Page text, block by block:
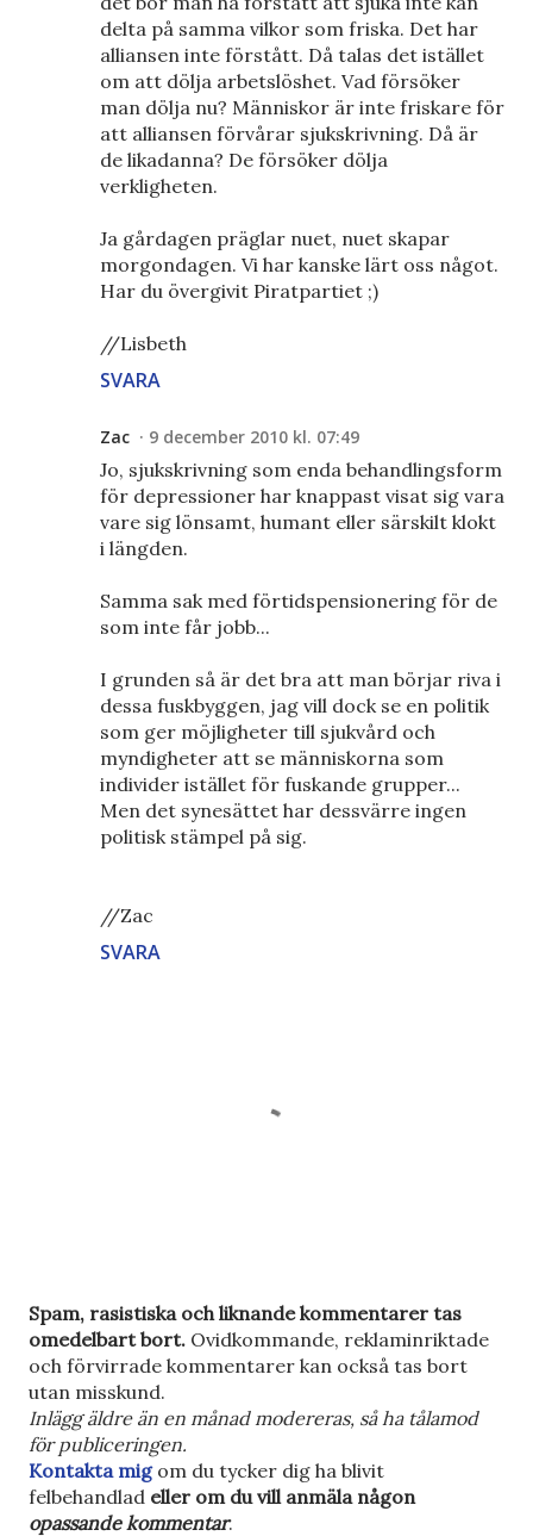
delta på samma vilkor som friska. Det har
alliansen inte förstått. Då talas det istället
om att dölja arbetslöshet. Vad försöker
man dölja nu? Människor är inte friskare för
att alliansen förvårar sjukskrivning. Då är
de likadanna? De försöker dölja
verkligheten.
Ja gårdagen präglar nuet, nuet skapar
morgondagen. Vi har kanske lärt oss något.
Har du övergivit Piratpartiet ;)
//Lisbeth
SVARA
Zac 9 december 2010 kl. 07:49
Jo, sjukskrivning som enda behandlingsform
för depressioner har knappast visat sig vara
vare sig lönsamt, humant eller särskilt klokt
i längden.
Samma sak med förtidspensionering för de
som inte får jobb...
I grunden så är det bra att man börjar riva i
dessa fuskbyggen, jag vill dock se en politik
som ger möjligheter till sjukvård och
myndigheter att se människorna som
individer istället för fuskande grupper...
Men det synesättet har dessvärre ingen
politisk stämpel på sig.
//Zac
SVARA
S
k
i
c
k
a
e
n
k
Spam, rasistiska och liknande kommentarer tas
omedelbart bort. Ovidkommande, reklaminriktade
och förvirrade kommentarer kan också tas bort
utan misskund.
Inlägg äldre än en månad modereras, så ha tålamod
för publiceringen.
Kontakta migom du tycker dig ha blivit
felbehandlad eller om du vill anmäla någon
opassande kommentar.